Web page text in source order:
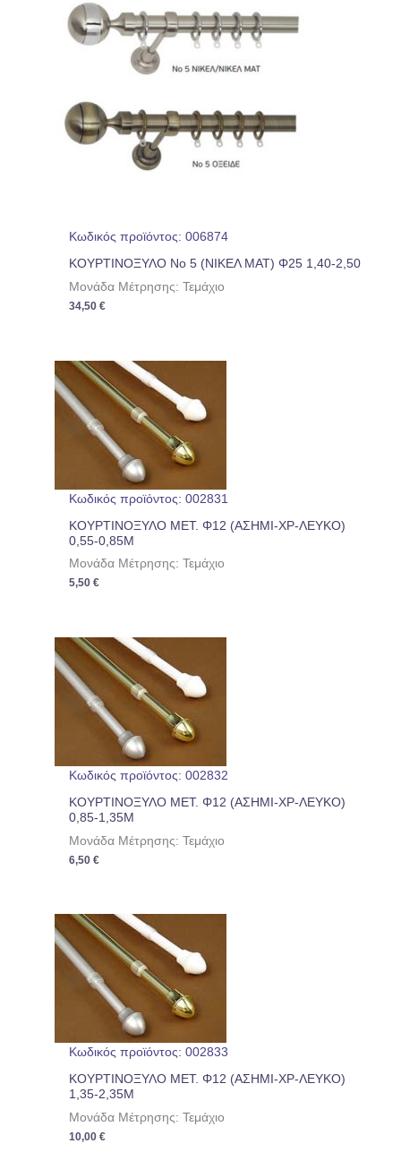
Κωδικός προϊόντος: 006874
ΚΟΥΡΤΙΝΟΞΥΛΟ Νο 5 (ΝΙΚΕΛ ΜΑΤ) Φ25 1,40-2,50
Μονάδα Μέτρησης: Τεμάχιο
34,50€
Κωδικός προϊόντος: 002831
ΚΟΥΡΤΙΝΟΞΥΛΟ ΜΕΤ. Φ12 (ΑΣΗΜΙ-ΧΡ-ΛΕΥΚΟ)
0,55-0,85Μ
Μονάδα Μέτρησης: Τεμάχιο
5,50€
Κωδικός προϊόντος: 002832
ΚΟΥΡΤΙΝΟΞΥΛΟ ΜΕΤ. Φ12 (ΑΣΗΜΙ-ΧΡ-ΛΕΥΚΟ)
0,85-1,35Μ
Μονάδα Μέτρησης: Τεμάχιο
6,50€
Κωδικός προϊόντος: 002833
ΚΟΥΡΤΙΝΟΞΥΛΟ ΜΕΤ. Φ12 (ΑΣΗΜΙ-ΧΡ-ΛΕΥΚΟ)
1,35-2,35Μ
Μονάδα Μέτρησης: Τεμάχιο
10,00€